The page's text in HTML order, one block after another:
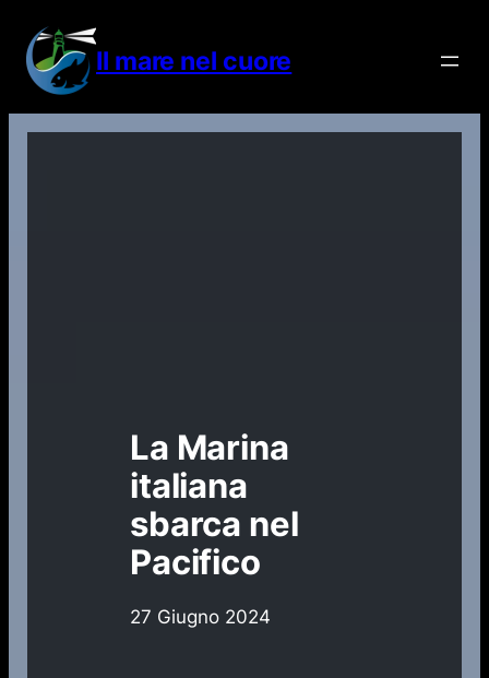
contenuto
Il mare nel cuore
La Marina
italiana
sbarca nel
Pacifico
27 Giugno 2024